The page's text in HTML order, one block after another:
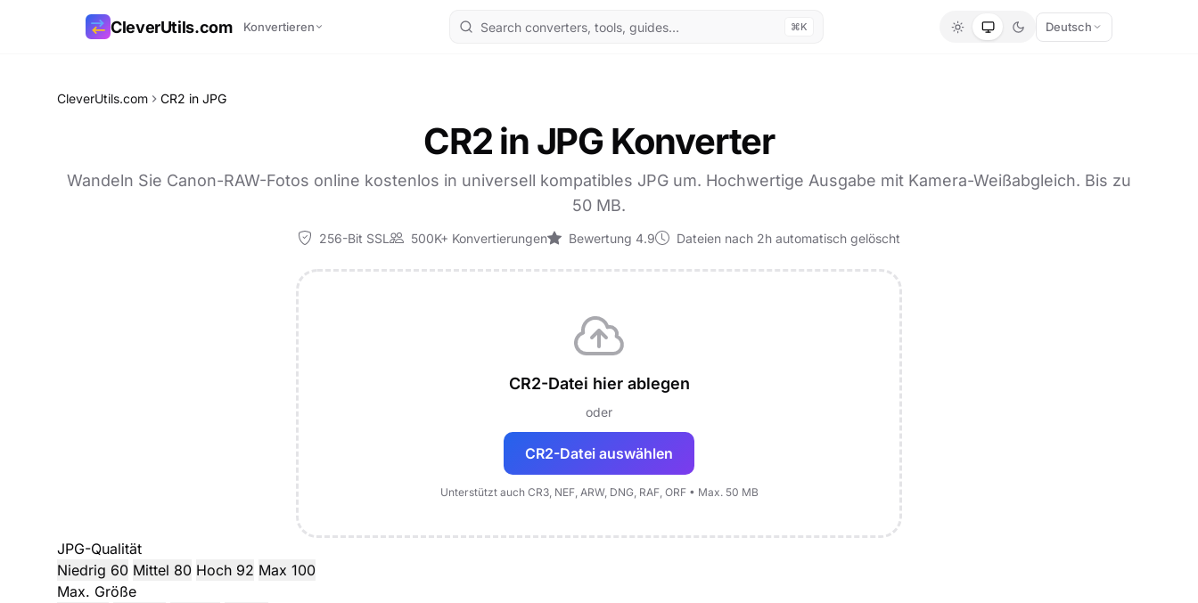
CleverUtils.com Konvertieren ⌘K Deutsch
CleverUtils.com CR2 in JPG
CR2 in JPG Konverter
Wandeln Sie Canon-RAW-Fotos online kostenlos in universell kompatibles JPG um. Hochwertige Ausgabe mit Kamera-Weißabgleich. Bis zu
50 MB.
256-Bit SSL 500K+ Konvertierungen Bewertung 4.9 Dateien nach 2h automatisch gelöscht
CR2-Datei hier ablegen
oder
CR2-Datei auswählen
Unterstützt auch CR3, NEF, ARW, DNG, RAF, ORF • Max. 50 MB
JPG-Qualität
Niedrig 60 Mittel 80 Hoch 92 Max 100
Max. Größe